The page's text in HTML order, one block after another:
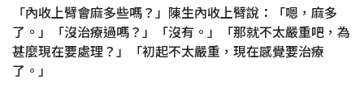
「內收上臂會麻多些嗎？」陳生內收上臂說：「嗯，麻多
了。」「沒治療過嗎？」「沒有。」「那就不太嚴重吧，為
甚麼現在要處理？」「初起不太嚴重，現在感覺要治療
了。」